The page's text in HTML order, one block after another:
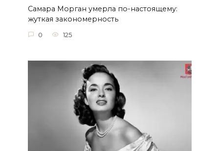
Самара Морган умерла по-настоящему:
жуткая закономерность
0 125